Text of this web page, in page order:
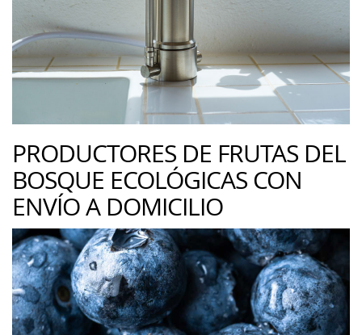
PRODUCTORES DE FRUTAS DEL
BOSQUE ECOLÓGICAS CON
ENVÍO A DOMICILIO